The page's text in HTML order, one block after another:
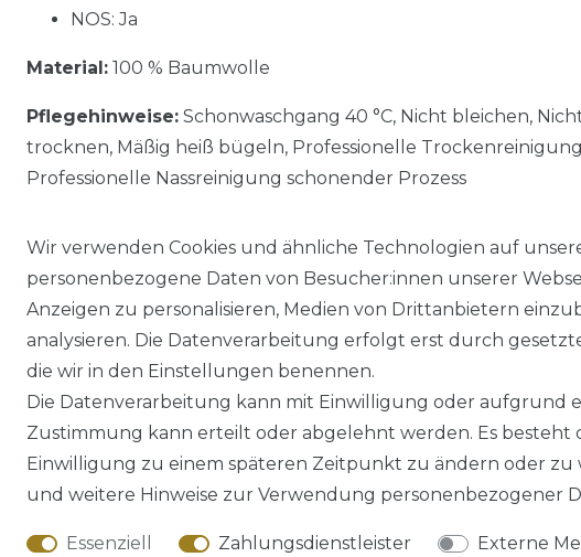
NOS: Ja
Material: 100 % Baumwolle
Pflegehinweise: Schonwaschgang 40 °C, Nicht bleichen,
trocknen, Mäßig heiß bügeln, Professionelle
Professionelle Nassreinigung schonender Prozess
Impressum Daten­schutz­erklärung AGB
Wir verwenden Cookies und ähnliche Technologien auf
personenbezogene Daten von Besucher:innen unserer
Anzeigen zu personalisieren, Medien von Drittanbietern
analysieren. Die Datenverarbeitung erfolgt erst durch
die wir in den Einstellungen benennen.
Die Datenverarbeitung kann mit Einwilligung oder aufgrund
Zustimmung kann erteilt oder abgelehnt werden. Es besteht
Einwilligung zu einem späteren Zeitpunkt zu ändern oder zu
und weitere Hinweise zur Verwendung personenbezogener
Essenziell Zahlungsdienstleister Externe